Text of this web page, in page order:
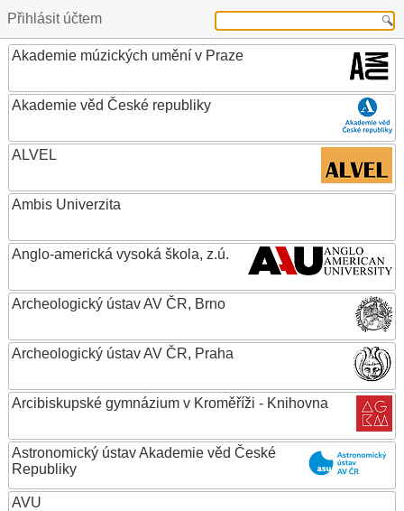
Přihlásit účtem
Akademie múzických umění v Praze
Akademie věd České republiky
ALVEL
Ambis Univerzita
Anglo-americká vysoká škola, z.ú.
Archeologický ústav AV ČR, Brno
Archeologický ústav AV ČR, Praha
Arcibiskupské gymnázium v Kroměříži - Knihovna
Astronomický ústav Akademie věd České
Republiky
AVU